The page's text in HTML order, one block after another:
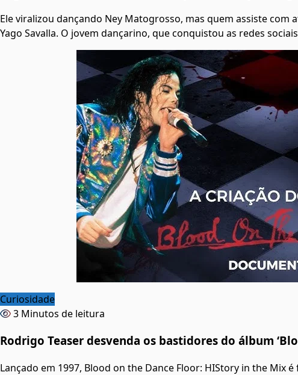
Ele viralizou dançando Ney Matogrosso, mas quem assiste com
Yago Savalla. O jovem dançarino, que conquistou as redes
Curiosidade
3 Minutos de leitura
Rodrigo Teaser desvenda os bastidores do álbum
Lançado em 1997, Blood on the Dance Floor: HIStory in the Mix